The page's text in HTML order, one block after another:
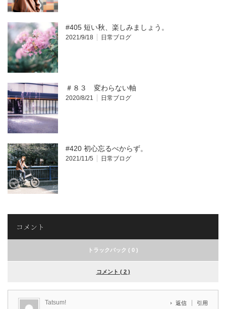
#405 短い秋、楽しみましょう。
2021/9/18 日常ブログ
＃８３ 変わらない軸
2020/8/21 日常ブログ
#420 初心忘るべからず。
2021/11/5 日常ブログ
コメント
トラックバック ( 0 )
コメント ( 2 )
Tatsum! 返信 引用